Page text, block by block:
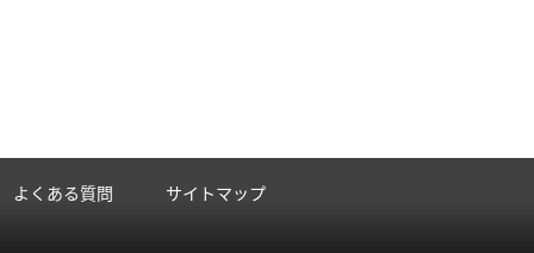
よくある質問 サイトマップ